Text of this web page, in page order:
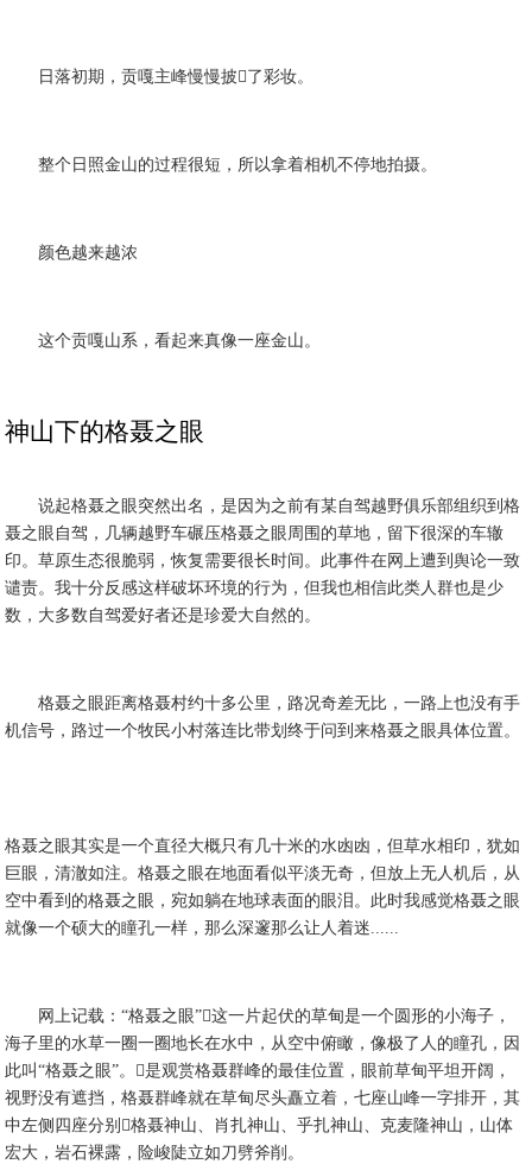
日落初期，贡嘎主峰慢慢披了彩妆。
整个日照金山的过程很短，所以拿着相机不停地拍摄。
颜色越来越浓
这个贡嘎山系，看起来真像一座金山。
神山下的格聂之眼
说起格聂之眼突然出名，是因为之前有某自驾越野俱乐部组织到格
聂之眼自驾，几辆越野车碾压格聂之眼周围的草地，留下很深的车辙
印。草原生态很脆弱，恢复需要很长时间。此事件在网上遭到舆论一致
谴责。我十分反感这样破坏环境的行为，但我也相信此类人群也是少
数，大多数自驾爱好者还是珍爱大自然的。
格聂之眼距离格聂村约十多公里，路况奇差无比，一路上也没有手
机信号，路过一个牧民小村落连比带划终于问到来格聂之眼具体位置。
格聂之眼其实是一个直径大概只有几十米的水凼凼，但草水相印，犹如
巨眼，清澈如注。格聂之眼在地面看似平淡无奇，但放上无人机后，从
空中看到的格聂之眼，宛如躺在地球表面的眼泪。此时我感觉格聂之眼
就像一个硕大的瞳孔一样，那么深邃那么让人着迷......
网上记载：“格聂之眼”这一片起伏的草甸是一个圆形的小海子，
海子里的水草一圈一圈地长在水中，从空中俯瞰，像极了人的瞳孔，因
此叫“格聂之眼”。是观赏格聂群峰的最佳位置，眼前草甸平坦开阔，
视野没有遮挡，格聂群峰就在草甸尽头矗立着，七座山峰一字排开，其
中左侧四座分别格聂神山、肖扎神山、乎扎神山、克麦隆神山，山体
宏大，岩石裸露，险峻陡立如刀劈斧削。